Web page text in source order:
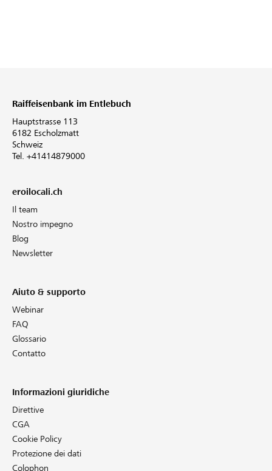
Raiffeisenbank im Entlebuch
Hauptstrasse 113
6182 Escholzmatt
Schweiz
Tel. +41414879000
eroilocali.ch
Il team
Nostro impegno
Blog
Newsletter
Aiuto & supporto
Webinar
FAQ
Glossario
Contatto
Informazioni giuridiche
Direttive
CGA
Cookie Policy
Protezione dei dati
Colophon